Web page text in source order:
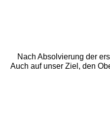
Nach Absolvierung der
Auch auf unser Ziel, den